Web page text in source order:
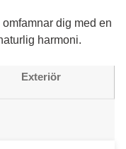
dig med en
harmoni.
Exteriör